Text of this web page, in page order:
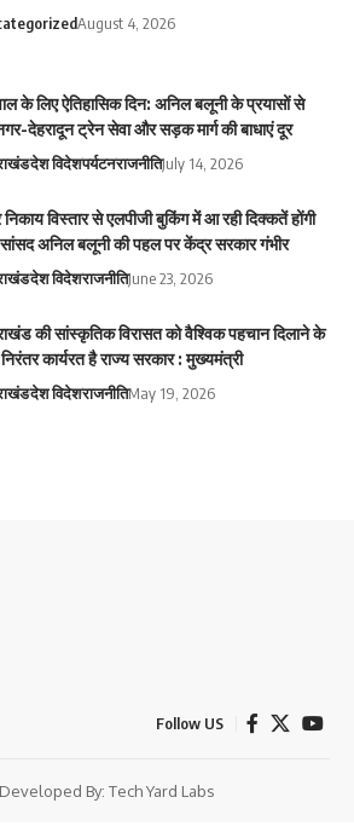
August 4, 2026
के लिए ऐतिहासिक दिन: अनिल बलूनी के प्रयासों से
देहरादून ट्रेन सेवा और सड़क मार्ग की बाधाएं दूर
देश विदेशपर्यटनराजनीतिJuly 14, 2026
विस्तार से एलपीजी बुकिंग में आ रही दिक्कतें होंगी
अनिल बलूनी की पहल पर केंद्र सरकार गंभीर
देश विदेशराजनीतिJune 23, 2026
की सांस्कृतिक विरासत को वैश्विक पहचान दिलाने के
कार्यरत है राज्य सरकार : मुख्यमंत्री
देश विदेशराजनीतिMay 19, 2026
Follow US
By: Tech Yard Labs